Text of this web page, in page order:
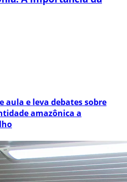
aula e leva debates sobre
amazônica a